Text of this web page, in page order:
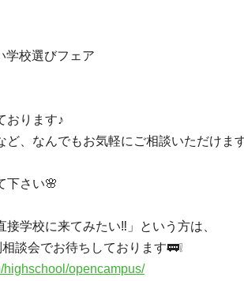
校選びフェア
おります♪
ど、なんでもお気軽にご相談いただけ
下さい🌸
学校に来てみたい‼」という方は、
談会でお待ちしております🚃❕
highschool/opencampus/